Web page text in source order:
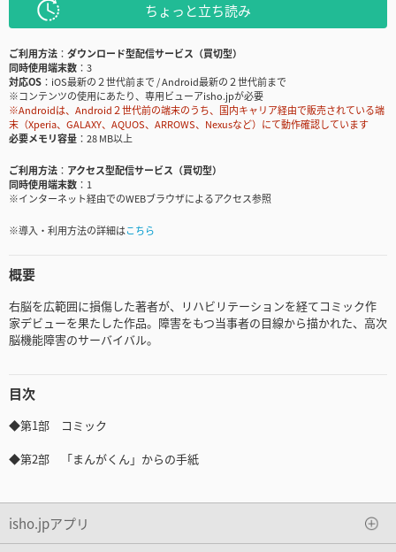
ちょっと立ち読み
ご利用方法
ダウンロード型配信サービス（買切型）
同時使用端末数
3
対応OS
iOS最新の２世代前まで / Android最新の２世代前まで
※コンテンツの使用にあたり、専用ビューアisho.jpが必要
※Androidは、Android２世代前の端末のうち、国内キャリア経由で販売されている端
末（Xperia、GALAXY、AQUOS、ARROWS、Nexusなど）にて動作確認しています
必要メモリ容量
28 MB以上
ご利用方法
アクセス型配信サービス（買切型）
同時使用端末数
1
※インターネット経由でのWEBブラウザによるアクセス参照
※導入・利用方法の詳細はこちら
概要
右脳を広範囲に損傷した著者が、リハビリテーションを経てコミック作
家デビューを果たした作品。障害をもつ当事者の目線から描かれた、高次
脳機能障害のサーバイバル。
目次
◆第1部 コミック
◆第2部 「まんがくん」からの手紙
isho.jpアプリ